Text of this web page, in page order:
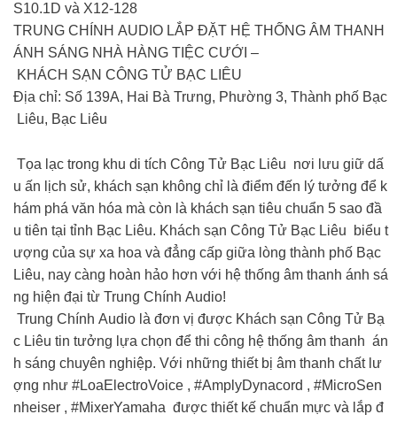
S10.1D và X12-128
TRUNG CHÍNH AUDIO LẮP ĐẶT HỆ THỐNG ÂM THANH
ÁNH SÁNG NHÀ HÀNG TIỆC CƯỚI –
KHÁCH SẠN CÔNG TỬ BẠC LIÊU
Địa chỉ: Số 139A, Hai Bà Trưng, Phường 3, Thành phố Bạc
Liêu, Bạc Liêu
Tọa lạc trong khu di tích Công Tử Bạc Liêu nơi lưu giữ dấ
u ấn lịch sử, khách sạn không chỉ là điểm đến lý tưởng để k
hám phá văn hóa mà còn là khách sạn tiêu chuẩn 5 sao đầ
u tiên tại tỉnh Bạc Liêu. Khách sạn Công Tử Bạc Liêu biểu t
ượng của sự xa hoa và đẳng cấp giữa lòng thành phố Bạc
Liêu, nay càng hoàn hảo hơn với hệ thống âm thanh ánh sá
ng hiện đại từ Trung Chính Audio!
Trung Chính Audio là đơn vị được Khách sạn Công Tử Bạ
c Liêu tin tưởng lựa chọn để thi công hệ thống âm thanh án
h sáng chuyên nghiệp. Với những thiết bị âm thanh chất lư
ợng như #LoaElectroVoice , #AmplyDynacord , #MicroSen
nheiser , #MixerYamaha được thiết kế chuẩn mực và lắp đ